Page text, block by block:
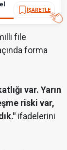
İŞARETLE
file
forma
var. Yarın
riski var,
ifadelerini